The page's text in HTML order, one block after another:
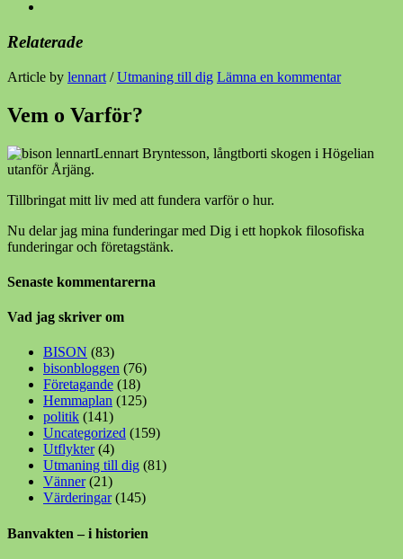
Relaterade
Article by lennart /Utmaning till dig Lämna en kommentar
Vem o Varför?
Lennart Bryntesson, långtborti skogen i Högelian
utanför Årjäng.
Tillbringat mitt liv med att fundera varför o hur.
Nu delar jag mina funderingar med Dig i ett hopkok filosofiska
funderingar och företagstänk.
Senaste kommentarerna
Vad jag skriver om
BISON (83)
bisonbloggen (76)
Företagande (18)
Hemmaplan (125)
politik (141)
Uncategorized (159)
Utflykter(4)
Utmaning till dig (81)
Vänner(21)
Värderingar(145)
Banvakten – i historien